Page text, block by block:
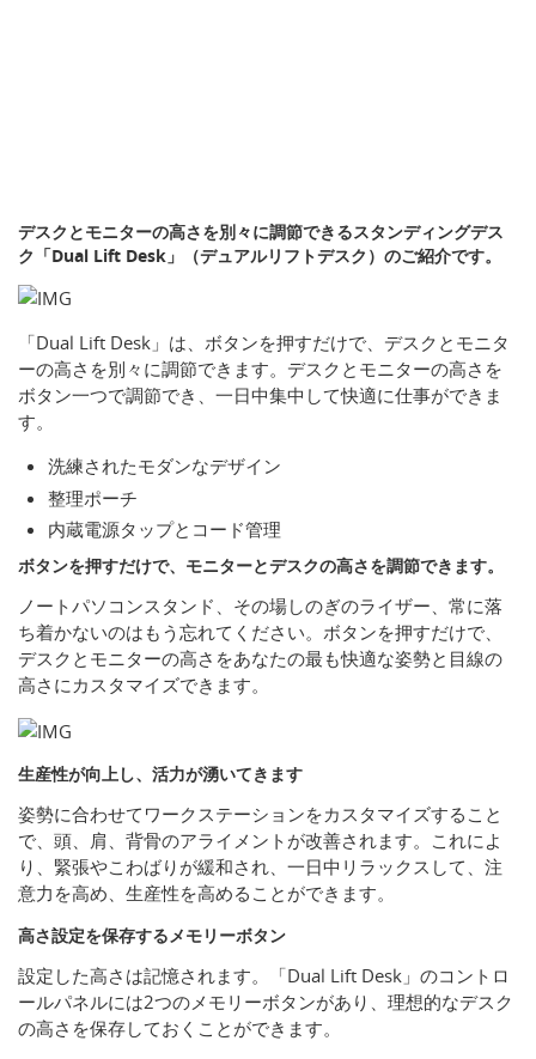
デスクとモニターの高さを別々に調節できるスタンディングデス
ク「Dual Lift Desk」（デュアルリフトデスク）のご紹介です。
「Dual Lift Desk」は、ボタンを押すだけで、デスクとモニタ
ーの高さを別々に調節できます。デスクとモニターの高さを
ボタン一つで調節でき、一日中集中して快適に仕事ができま
す。
洗練されたモダンなデザイン
整理ポーチ
内蔵電源タップとコード管理
ボタンを押すだけで、モニターとデスクの高さを調節できます。
ノートパソコンスタンド、その場しのぎのライザー、常に落
ち着かないのはもう忘れてください。ボタンを押すだけで、
デスクとモニターの高さをあなたの最も快適な姿勢と目線の
高さにカスタマイズできます。
生産性が向上し、活力が湧いてきます
姿勢に合わせてワークステーションをカスタマイズすること
で、頭、肩、背骨のアライメントが改善されます。これによ
り、緊張やこわばりが緩和され、一日中リラックスして、注
意力を高め、生産性を高めることができます。
高さ設定を保存するメモリーボタン
設定した高さは記憶されます。「Dual Lift Desk」のコントロ
ールパネルには2つのメモリーボタンがあり、理想的なデスク
の高さを保存しておくことができます。